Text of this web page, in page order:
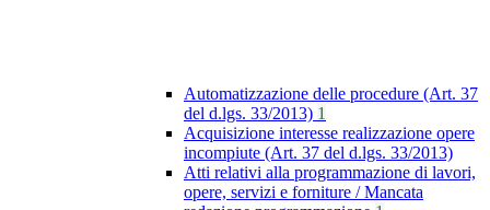
Automatizzazione delle procedure (Art. 37
del d.lgs. 33/2013) 1
Acquisizione interesse realizzazione opere
incompiute (Art. 37 del d.lgs. 33/2013)
Atti relativi alla programmazione di lavori,
opere, servizi e forniture / Mancata